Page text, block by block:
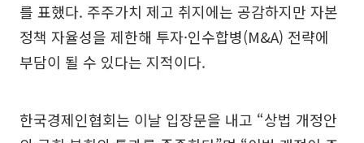
를 표했다. 주주가치 제고 취지에는 공감하지만 자본
정책 자율성을 제한해 투자·인수합병(M&A) 전략에
부담이 될 수 있다는 지적이다.
한국경제인협회는 이날 입장문을 내고 “상법 개정안